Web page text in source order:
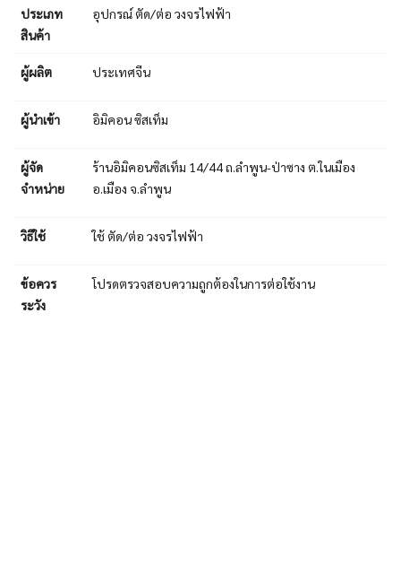
ประเภท
สินค้า
อุปกรณ์ ตัด/ต่อ วงจรไฟฟ้า
ผู้ผลิต ประเทศจีน
ผู้นำเข้า อิมิคอน ซิสเท็ม
ผู้จัด
จำหน่าย
ร้านอิมิคอนซิสเท็ม 14/44 ถ.ลำพูน-ป่าซาง ต.ในเมือง
อ.เมือง จ.ลำพูน
วิธีใช้ ใช้ ตัด/ต่อ วงจรไฟฟ้า
ข้อควร
ระวัง
โปรดตรวจสอบความถูกต้องในการต่อใช้งาน